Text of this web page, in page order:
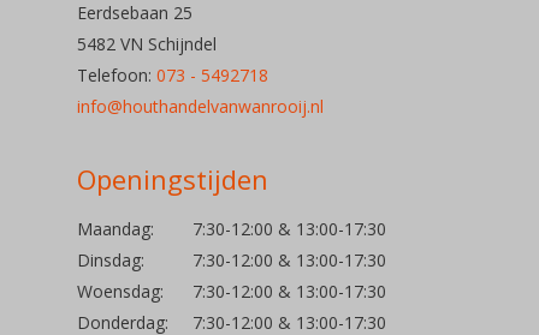
Eerdsebaan 25
5482 VN Schijndel
Telefoon: 073 - 5492718
info@houthandelvanwanrooij.nl
Openingstijden
Maandag: 7:30-12:00 & 13:00-17:30
Dinsdag: 7:30-12:00 & 13:00-17:30
Woensdag: 7:30-12:00 & 13:00-17:30
Donderdag: 7:30-12:00 & 13:00-17:30